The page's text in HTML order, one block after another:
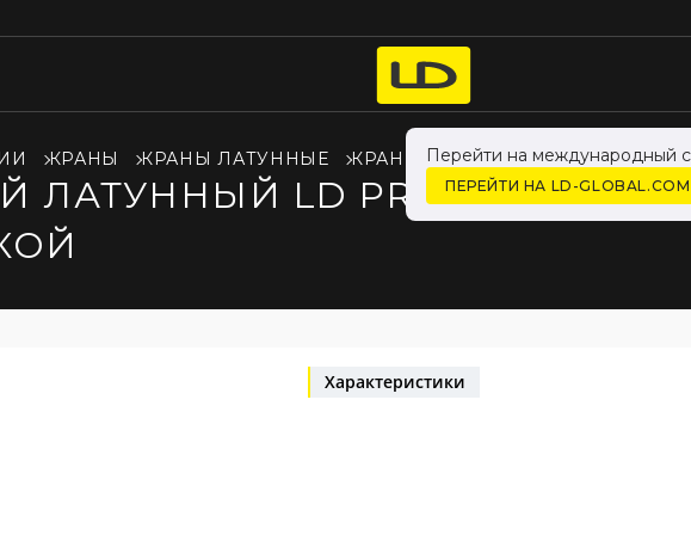
Перейти на международный
ПЕРЕЙТИ НА LD-GLOBAL.COM
КРАНЫ КРАНЫ ЛАТУННЫЕ КРАНЫ LD PRIDE ДЛЯ
LD PRIDE 47.50.В-
Характеристики